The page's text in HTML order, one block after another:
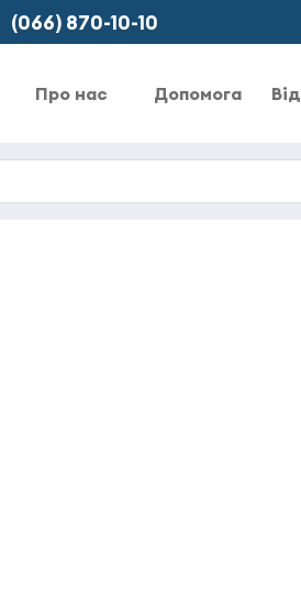
(066) 870-10-10
Про нас Допомога